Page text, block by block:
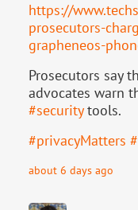
https://www.
prosecutors-
grapheneos-
Prosecutors say
advocates warn
#securitytools.
#privacyMatters #
about 6 days ago